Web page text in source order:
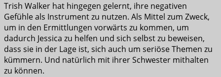
Trish Walker hat hingegen gelernt, ihre negativen
Gefühle als Instrument zu nutzen. Als Mittel zum Zweck,
um in den Ermittlungen vorwärts zu kommen, um
dadurch Jessica zu helfen und sich selbst zu beweisen,
dass sie in der Lage ist, sich auch um seriöse Themen zu
kümmern. Und natürlich mit ihrer Schwester mithalten
zu können.